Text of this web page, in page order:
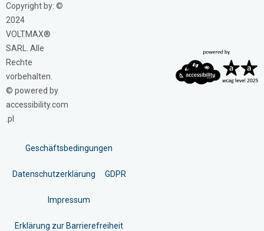
Copyright by: ©
2024
VOLTMAX®
SARL. Alle
Rechte
vorbehalten.
© powered by
accessibility.com
.pl
Geschäftsbedingungen
Datenschutzerklärung GDPR
Impressum
Erklärung zur Barrierefreiheit